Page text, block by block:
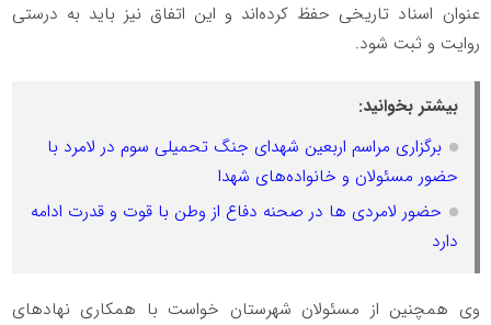
عنوان اسناد تاریخی حفظ کرده‌اند و این اتفاق نیز باید به درستی
روایت و ثبت شود.
بیشتر بخوانید:
برگزاری مراسم اربعین شهدای جنگ تحمیلی سوم در لامرد با
حضور مسئولان و خانواده‌های شهدا
حضور لامردی ها در صحنه دفاع از وطن با قوت و قدرت ادامه
دارد
وی همچنین از مسئولان شهرستان خواست با همکاری نهادهای